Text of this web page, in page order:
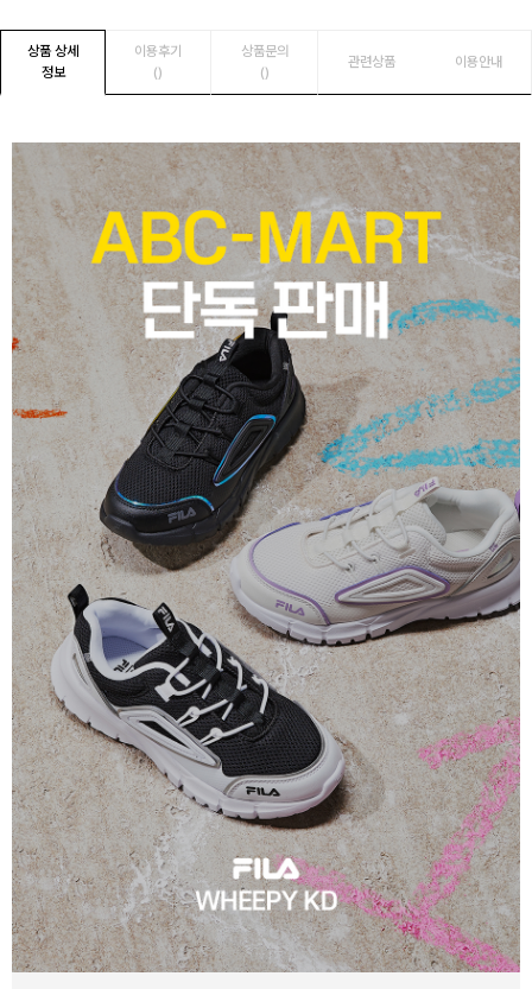
상품 상세
정보
이용후기
()
상품문의
()
관련상품 이용안내